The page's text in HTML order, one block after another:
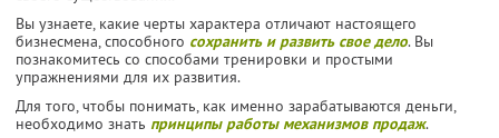
Вы узнаете, какие черты характера отличают настоящего
бизнесмена, способного сохранить и развить свое дело. Вы
познакомитесь со способами тренировки и простыми
упражнениями для их развития.
Для того, чтобы понимать, как именно зарабатываются деньги,
необходимо знать принципы работы механизмов продаж.